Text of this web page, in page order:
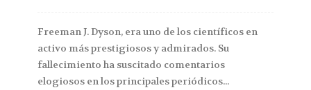
Freeman J. Dyson, era uno de los científicos en
activo más prestigiosos y admirados. Su
fallecimiento ha suscitado comentarios
elogiosos en los principales periódicos...